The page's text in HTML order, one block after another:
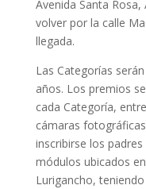
Avenida Santa
volver por la calle
llegada.
Las Categorías
años. Los premios
cada Categoría,
cámaras
inscribirse los
módulos ubicados
Lurigancho,